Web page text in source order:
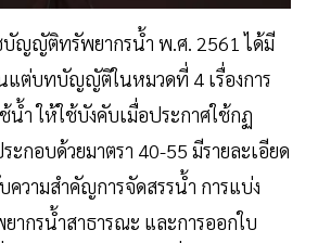
ญญัติทรัพยากรน้ำ พ.ศ. 2561 ได้มี
แต่บทบัญญัติในหมวดที่ 4 เรื่องการ
น้ำ ให้ใช้บังคับเมื่อประกาศใช้กฏ
กอบด้วยมาตรา 40-55 มีรายละเอียด
ความสำคัญการจัดสรรน้ำ การแบ่ง
ากรน้ำสาธารณะ และการออกใบ